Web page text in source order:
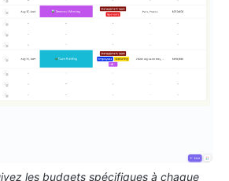
les budgets spécifiques à chaque